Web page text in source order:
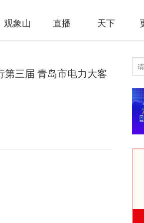
观象山 直播 天下
第三届 青岛市电力大客